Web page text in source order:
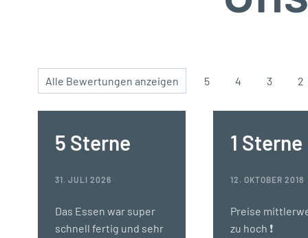
Alle Bewertungen anzeigen 5 4 3 2
5 Sterne
31. JULI 2026
Das Essen war super
schnell fertig und sehr
1 Sterne
12. OKTOBER 2018
Preise
zu hoch ❗️